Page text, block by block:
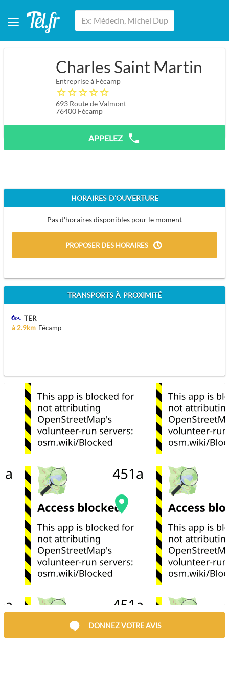
Charles Saint Martin
Entreprise à Fécamp
693 Route de Valmont
76400 Fécamp
APPELEZ
HORAIRES D'OUVERTURE
Pas d'horaires disponibles pour le moment
PROPOSER DES HORAIRES
TRANSPORTS À PROXIMITÉ
TER
à 2.9km Fécamp
DONNEZ VOTRE AVIS